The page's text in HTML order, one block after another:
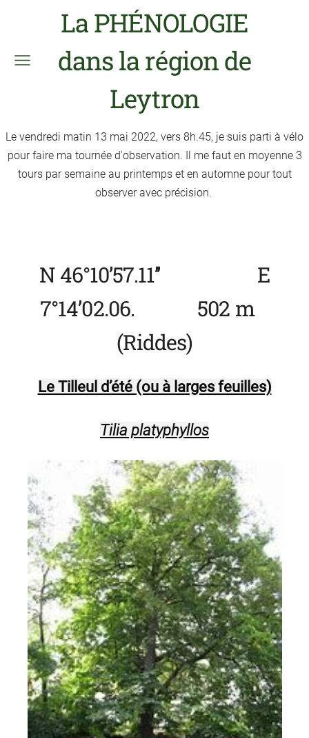
La PHÉNOLOGIE
dans la région de
Leytron
Le vendredi matin 13 mai 2022, vers 8h.45, je suis parti à vélo
pour faire ma tournée d'observation. Il me faut en moyenne 3
tours par semaine au printemps et en automne pour tout
observer avec précision.
N 46°10’57.11’’ E
7°14’02.06. 502 m
(Riddes)
Le Tilleul d’été (ou à larges feuilles)
Tilia platyphyllos